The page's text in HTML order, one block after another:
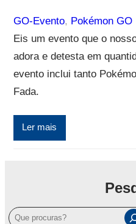
GO-Evento, Pokémon GO
Eis um evento que o
adora e detesta em
evento inclui tanto
Fada.
Ler mais
P